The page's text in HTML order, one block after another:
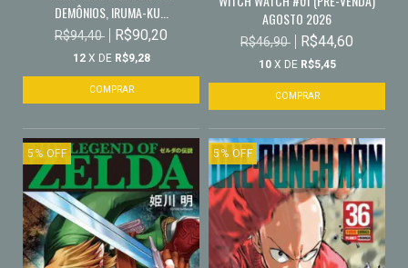
DEMÔNIOS, IRUMA-KU...
R$94,40 R$90,20
12 X DE R$9,28
AGOSTO 2026
R$46,90 R$44,60
10 X DE R$5,45
5 % OFF 5 % OFF